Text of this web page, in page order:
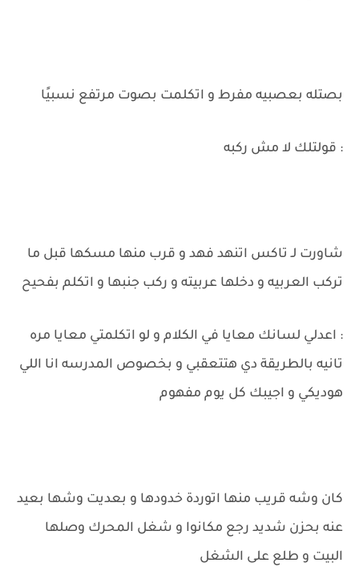
بصتله بعصبيه مفرط و اتكلمت بصوت مرتفع نسبيًا
: قولتلك لا مش ركبه
شاورت لـ تاكس اتنهد فهد و قرب منها مسكها قبل ما
تركب العربيه و دخلها عربيته و ركب جنبها و اتكلم بفحيح
: اعدلي لسانك معايا في الكلام و لو اتكلمتي معايا مره
تانيه بالطريقة دي هتتعقبي و بخصوص المدرسه انا اللي
هوديكي و اجيبك كل يوم مفهوم
كان وشه قريب منها اتوردة خدودها و بعديت وشها بعيد
عنه بحزن شديد رجع مكانوا و شغل المحرك وصلها
البيت و طلع على الشغل